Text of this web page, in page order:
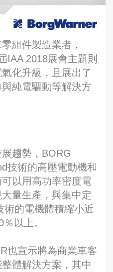
組件製造業者，
IAA 2018展會主題則
化升級，且展出了
純電驅動等解決方
趨勢，BORG
技術的高壓電動機和
以用高功率密度電
量生產，與集中定
術的電機體積縮小近
以上。
也宣示將為商業車客
體解決方案，其中